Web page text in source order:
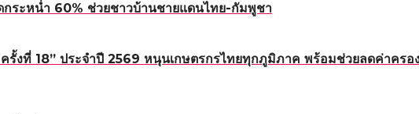
กระหน่ำ 60% ช่วยชาวบ้านชายแดนไทย-กัมพูชา
ครั้งที่ 18” ประจำปี 2569 หนุนเกษตรกรไทยทุกภูมิภาค พร้อมช่วยลดค่าคร